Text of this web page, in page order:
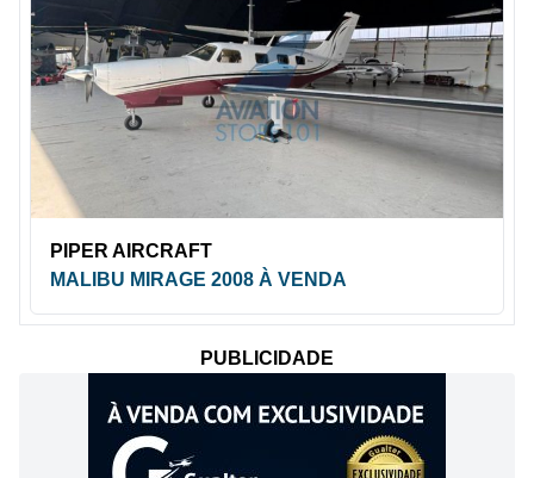
PIPER AIRCRAFT
MALIBU MIRAGE 2008 À VENDA
PUBLICIDADE